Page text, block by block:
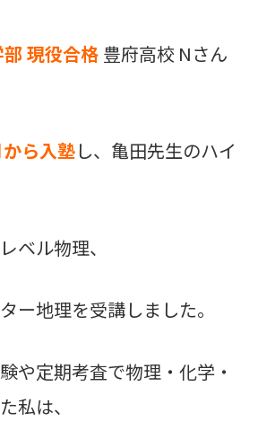
現役合格 豊府高校 Nさん
ら入塾し、亀田先生のハイ
ベル物理、
ー地理を受講しました。
や定期考査で物理・化学・
私は、